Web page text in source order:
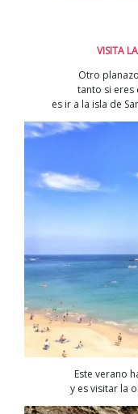
VISITA
Otro
tanto si eres
es ir a la isla de
Este verano
y es visitar la